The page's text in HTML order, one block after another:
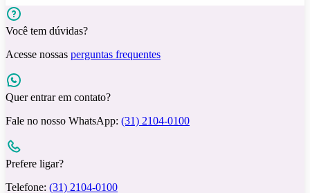
Você tem dúvidas?
Acesse nossas perguntas frequentes
Quer entrar em contato?
Fale no nosso WhatsApp: (31) 2104-0100
Prefere ligar?
Telefone: (31) 2104-0100